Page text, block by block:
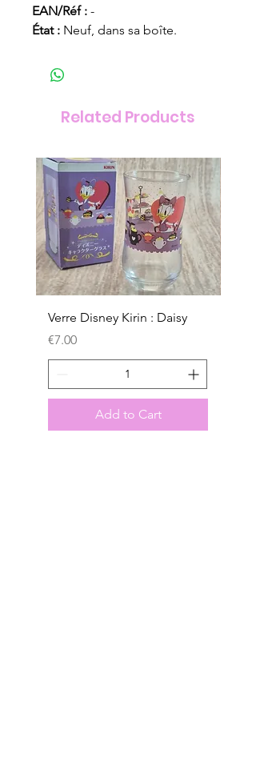
EAN/Réf : -
État : Neuf, dans sa boîte.
Related Products
Verre Disney Kirin : Daisy
Price
€7.00
Add to Cart